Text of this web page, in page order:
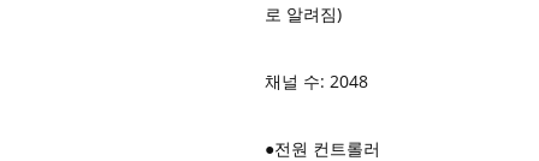
로 알려짐)
채널 수: 2048
●전원 컨트롤러